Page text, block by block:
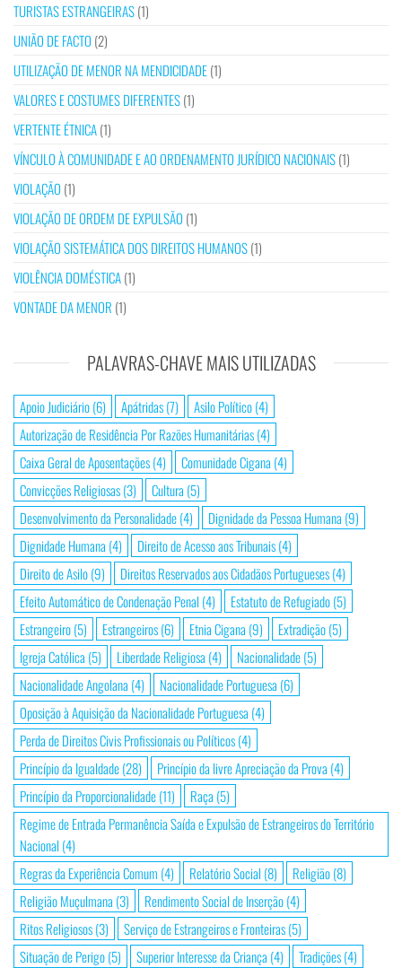
TURISTAS ESTRANGEIRAS(1)
UNIÃO DE FACTO (2)
UTILIZAÇÃO DE MENOR NA MENDICIDADE(1)
VALORES E COSTUMES DIFERENTES(1)
VERTENTE ÉTNICA(1)
VÍNCULO À COMUNIDADE E AO ORDENAMENTO JURÍDICO NACIONAIS(1)
VIOLAÇÃO (1)
VIOLAÇÃO DE ORDEM DE EXPULSÃO (1)
VIOLAÇÃO SISTEMÁTICA DOS DIREITOS HUMANOS(1)
VIOLÊNCIA DOMÉSTICA(1)
VONTADE DA MENOR (1)
PALAVRAS-CHAVE MAIS UTILIZADAS
Apoio Judiciário(6) Apátridas(7) Asilo Político(4)
Autorização de Residência Por Razões Humanitárias(4)
Caixa Geral de Aposentações(4) Comunidade Cigana (4)
Convicções Religiosas(3) Cultura (5)
Desenvolvimento da Personalidade(4) Dignidade da Pessoa Humana (9)
Dignidade Humana (4) Direito de Acesso aos Tribunais(4)
Direito de Asilo(9) Direitos Reservados aos Cidadãos Portugueses(4)
Efeito Automático de Condenação Penal (4) Estatuto de Refugiado(5)
Estrangeiro(5) Estrangeiros(6) Etnia Cigana (9) Extradição(5)
Igreja Católica (5) Liberdade Religiosa (4) Nacionalidade(5)
Nacionalidade Angolana (4) Nacionalidade Portuguesa (6)
Oposição à Aquisição da Nacionalidade Portuguesa (4)
Perda de Direitos Civis Profissionais ou Políticos(4)
Princípio da Igualdade(28) Princípio da livre Apreciação da Prova (4)
Princípio da Proporcionalidade(11) Raça (5)
Regime de Entrada Permanência Saída e Expulsão de Estrangeiros do Território
Nacional (4)
Regras da Experiência Comum (4) Relatório Social (8) Religião(8)
Religião Muçulmana (3) Rendimento Social de Inserção(4)
Ritos Religiosos(3) Serviço de Estrangeiros e Fronteiras(5)
Situação de Perigo(5) Superior Interesse da Criança (4) Tradições(4)